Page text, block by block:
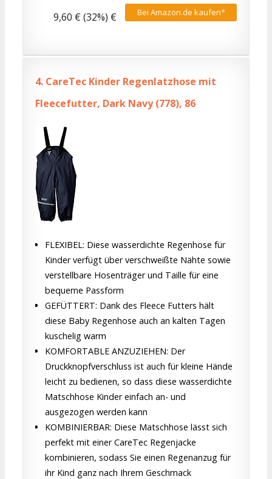
Bei Amazon.de kaufen*
9,60 € (32%) €
4. CareTec Kinder Regenlatzhose mit
Fleecefutter, Dark Navy (778), 86
FLEXIBEL: Diese wasserdichte Regenhose für
Kinder verfügt über verschweißte Nähte sowie
verstellbare Hosenträger und Taille für eine
bequeme Passform
GEFÜTTERT: Dank des Fleece Futters hält
diese Baby Regenhose auch an kalten Tagen
kuschelig warm
KOMFORTABLE ANZUZIEHEN: Der
Druckknopfverschluss ist auch für kleine Hände
leicht zu bedienen, so dass diese wasserdichte
Matschhose Kinder einfach an- und
ausgezogen werden kann
KOMBINIERBAR: Diese Matschhose lässt sich
perfekt mit einer CareTec Regenjacke
kombinieren, sodass Sie einen Regenanzug für
ihr Kind ganz nach Ihrem Geschmack